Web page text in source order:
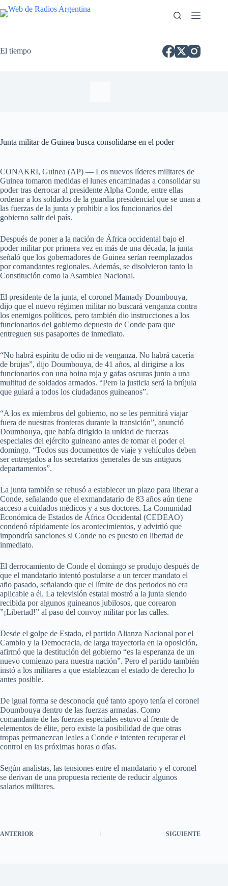
El tiempo
Junta militar de Guinea busca consolidarse en el poder
CONAKRI, Guinea (AP) — Los nuevos líderes militares de
Guinea tomaron medidas el lunes encaminadas a consolidar su
poder tras derrocar al presidente Alpha Conde, entre ellas
ordenar a los soldados de la guardia presidencial que se unan a
las fuerzas de la junta y prohibir a los funcionarios del
gobierno salir del país.
Después de poner a la nación de África occidental bajo el
poder militar por primera vez en más de una década, la junta
señaló que los gobernadores de Guinea serían reemplazados
por comandantes regionales. Además, se disolvieron tanto la
Constitución como la Asamblea Nacional.
El presidente de la junta, el coronel Mamady Doumbouya,
dijo que el nuevo régimen militar no buscará venganza contra
los enemigos políticos, pero también dio instrucciones a los
funcionarios del gobierno depuesto de Conde para que
entreguen sus pasaportes de inmediato.
“No habrá espíritu de odio ni de venganza. No habrá cacería
de brujas”, dijo Doumbouya, de 41 años, al dirigirse a los
funcionarios con una boina roja y gafas oscuras junto a una
multitud de soldados armados. “Pero la justicia será la brújula
que guiará a todos los ciudadanos guineanos”.
“A los ex miembros del gobierno, no se les permitirá viajar
fuera de nuestras fronteras durante la transición”, anunció
Doumbouya, que había dirigido la unidad de fuerzas
especiales del ejército guineano antes de tomar el poder el
domingo. “Todos sus documentos de viaje y vehículos deben
ser entregados a los secretarios generales de sus antiguos
departamentos”.
La junta también se rehusó a establecer un plazo para liberar a
Conde, señalando que el exmandatario de 83 años aún tiene
acceso a cuidados médicos y a sus doctores. La Comunidad
Económica de Estados de África Occidental (CEDEAO)
condenó rápidamente los acontecimientos, y advirtió que
impondría sanciones si Conde no es puesto en libertad de
inmediato.
El derrocamiento de Conde el domingo se produjo después de
que el mandatario intentó postularse a un tercer mandato el
año pasado, señalando que el límite de dos periodos no era
aplicable a él. La televisión estatal mostró a la junta siendo
recibida por algunos guineanos jubilosos, que corearon
”¡Libertad!” al paso del convoy militar por las calles.
Desde el golpe de Estado, el partido Alianza Nacional por el
Cambio y la Democracia, de larga trayectoria en la oposición,
afirmó que la destitución del gobierno “es la esperanza de un
nuevo comienzo para nuestra nación”. Pero el partido también
instó a los militares a que establezcan el estado de derecho lo
antes posible.
De igual forma se desconocía qué tanto apoyo tenía el coronel
Doumbouya dentro de las fuerzas armadas. Como
comandante de las fuerzas especiales estuvo al frente de
elementos de élite, pero existe la posibilidad de que otras
tropas permanezcan leales a Conde e intenten recuperar el
control en las próximas horas o días.
Según analistas, las tensiones entre el mandatario y el coronel
se derivan de una propuesta reciente de reducir algunos
salarios militares.
ANTERIOR SIGUIENTE